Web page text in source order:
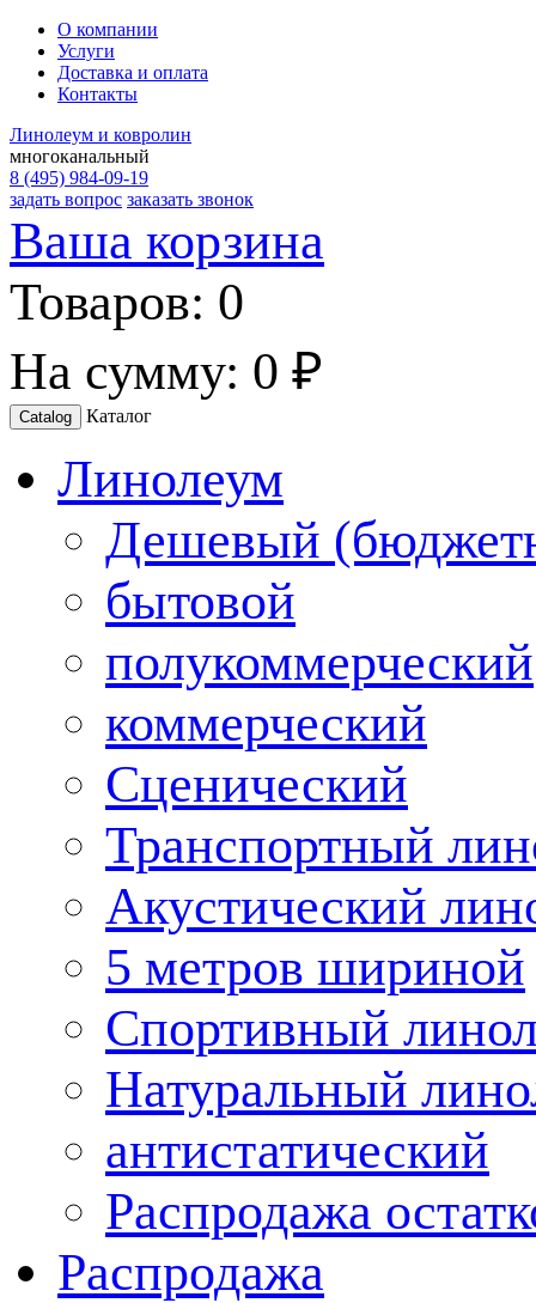
О компании
Услуги
Доставка и оплата
Контакты
Линолеум и ковролин
многоканальный
8 (495) 984-09-19
задать вопрос заказать звонок
Ваша корзина
Товаров: 0
На сумму: 0 ₽
Catalog Каталог
Линолеум
Дешевый
бытовой
полукоммерческий
коммерческий
Сценический
Транспортный
Акустический
5 метров шириной
Спортивный
Натуральный
антистатический
Распродажа
Распродажа